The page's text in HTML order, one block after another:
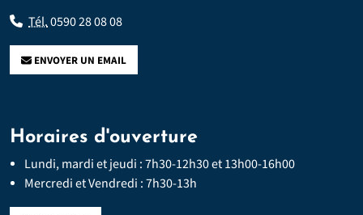
Tél.0590 28 08 08
ENVOYER UN EMAIL
Horaires d'ouverture
Lundi, mardi et jeudi : 7h30-12h30 et 13h00-16h00
Mercredi et Vendredi : 7h30-13h